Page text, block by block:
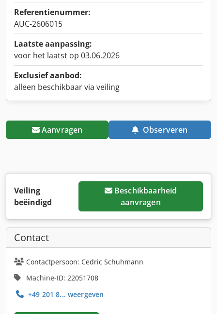
Referentienummer:
AUC-2606015
Laatste aanpassing:
voor het laatst op 03.06.2026
Exclusief aanbod:
alleen beschikbaar via veiling
Aanvragen Observeren
Veiling
beëindigd
Beschikbaarheid
aanvragen
Contact
Contactpersoon: Cedric Schuhmann
Machine-ID: 22051708
+49 201 8... weergeven